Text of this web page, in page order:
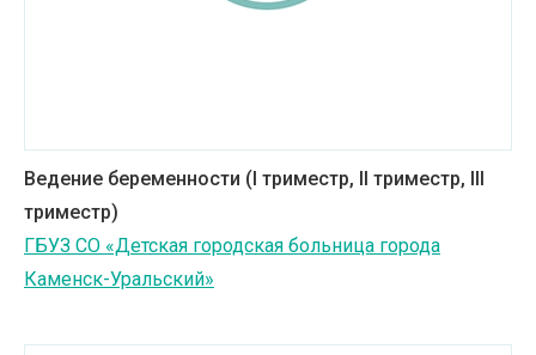
Оборудование для промышленных
Ведение беременности (I триместр, II триместр, III
триместр)
ГБУЗ СО «Детская городская больница города
Каменск-Уральский»